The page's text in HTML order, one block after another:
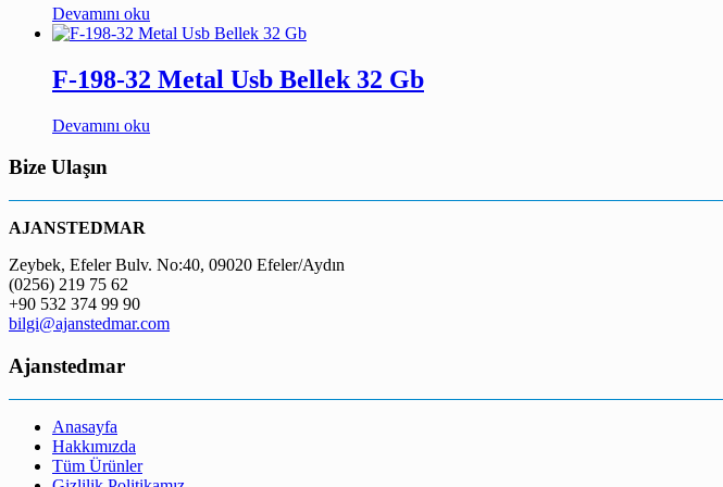
Devamını oku
F-198-32 Metal Usb Bellek 32 Gb
Devamını oku
Bize Ulaşın
AJANSTEDMAR
Zeybek, Efeler Bulv. No:40, 09020 Efeler/Aydın
(0256) 219 75 62
+90 532 374 99 90
bilgi@ajanstedmar.com
Ajanstedmar
Anasayfa
Hakkımızda
Tüm Ürünler